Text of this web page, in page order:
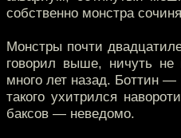
собственно монстра
Монстры почти
говорил выше, ничуть не
много лет назад. Боттин —
такого ухитрился
баксов — неведомо.